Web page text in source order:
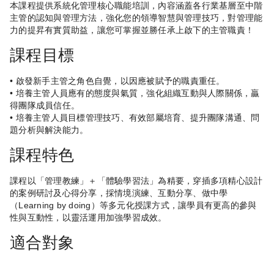
本課程提供系統化管理核心職能培訓，內容涵蓋各行業基層至中階
主管的認知與管理方法，強化您的領導智慧與管理技巧，對管理能
力的提昇有實質助益，讓您可掌握並勝任承上啟下的主管職責！
課程目標
• 啟發新手主管之角色自覺，以因應被賦予的職責重任。
• 培養主管人員應有的態度與氣質，強化組織互動與人際關係，贏
得團隊成員信任。
• 培養主管人員目標管理技巧、有效部屬培育、提升團隊溝通、問
題分析與解決能力。
課程特色
課程以「管理教練」＋「體驗學習法」為精要，穿插多項精心設計
的案例研討及心得分享，採情境演練、互動分享、做中學
（Learning by doing）等多元化授課方式，讓學員有更高的參與
性與互動性，以靈活運用加強學習成效。
適合對象